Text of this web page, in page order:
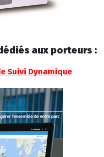
aux porteurs :
Suivi Dynamique